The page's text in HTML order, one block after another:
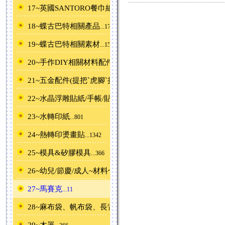
17~英國SANTORO餐巾紙ˋ產品
18~蝶古巴特相關產品 ...178
19~蝶古巴特相關素材 ...156
20~手作DIY相關材料配件 ...676
21~五金配件(提把ˋ虎腳ˋ拉鍊片)
22~水晶浮雕貼紙/手帳/貼紙/蕾絲紙/素材紙
23~水轉印紙 ...801
24~熱轉印燙畫貼 ...1342
25~模具&矽膠模具 ...366
26~幼兒/節慶/成人~材料包...42
27~馬賽克 ...11
28~麻布袋、帆布袋、長背包